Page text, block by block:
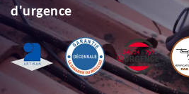
d'urgence